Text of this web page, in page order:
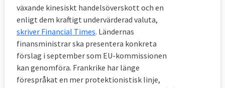
växande kinesiskt handelsöverskott och en
enligt dem kraftigt undervärderad valuta,
skriver Financial Times. Ländernas
finansministrar ska presentera konkreta
förslag i september som EU-kommissionen
kan genomföra. Frankrike har länge
förespråkat en mer protektionistisk linje,